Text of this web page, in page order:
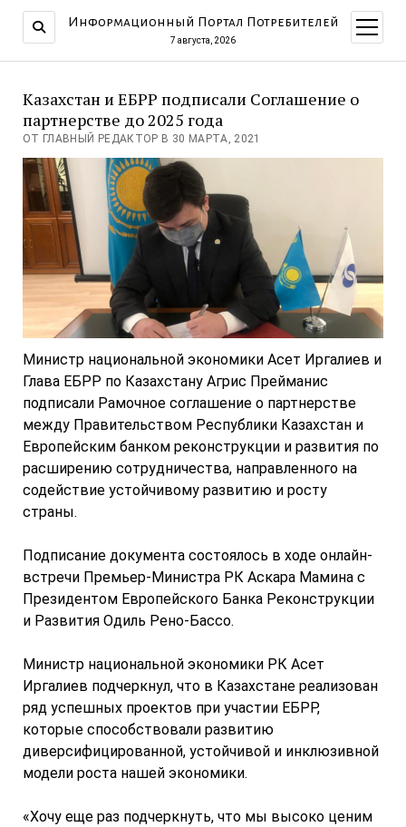
Информационный Портал Потребителей
7 августа, 2026
меню
Казахстан и ЕБРР подписали Соглашение о
партнерстве до 2025 года
ОТ ГЛАВНЫЙ РЕДАКТОР В 30 МАРТА, 2021
Министр национальной экономики Асет Иргалиев и
Глава ЕБРР по Казахстану Агрис Прейманис
подписали Рамочное соглашение о партнерстве
между Правительством Республики Казахстан и
Европейским банком реконструкции и развития по
расширению сотрудничества, направленного на
содействие устойчивому развитию и росту
страны.
Подписание документа состоялось в ходе онлайн-
встречи Премьер-Министра РК Аскара Мамина с
Президентом Европейского Банка Реконструкции
и Развития Одиль Рено-Бассо.
Министр национальной экономики РК Асет
Иргалиев подчеркнул, что в Казахстане реализован
ряд успешных проектов при участии ЕБРР,
которые способствовали развитию
диверсифицированной, устойчивой и инклюзивной
модели роста нашей экономики.
«Хочу еще раз подчеркнуть, что мы высоко ценим